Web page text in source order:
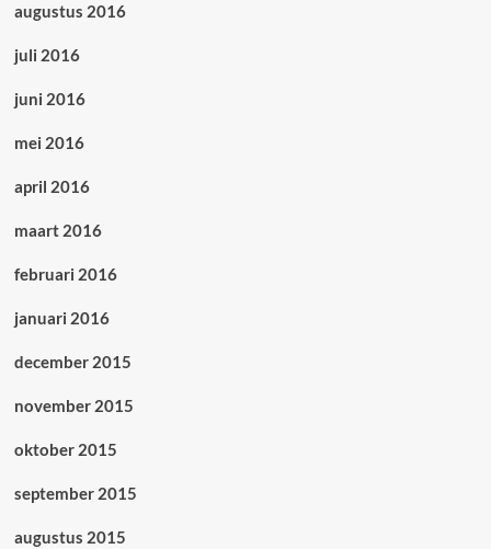
augustus 2016
juli 2016
juni 2016
mei 2016
april 2016
maart 2016
februari 2016
januari 2016
december 2015
november 2015
oktober 2015
september 2015
augustus 2015